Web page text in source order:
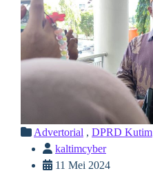
Advertorial , DPRD Kutim
kaltimcyber
11 Mei 2024